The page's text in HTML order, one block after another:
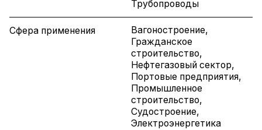
Трубопроводы
Сфера применения
Вагоностроение,
Гражданское
строительство,
Нефтегазовый сектор,
Портовые предприятия,
Промышленное
строительство,
Судостроение,
Электроэнергетика